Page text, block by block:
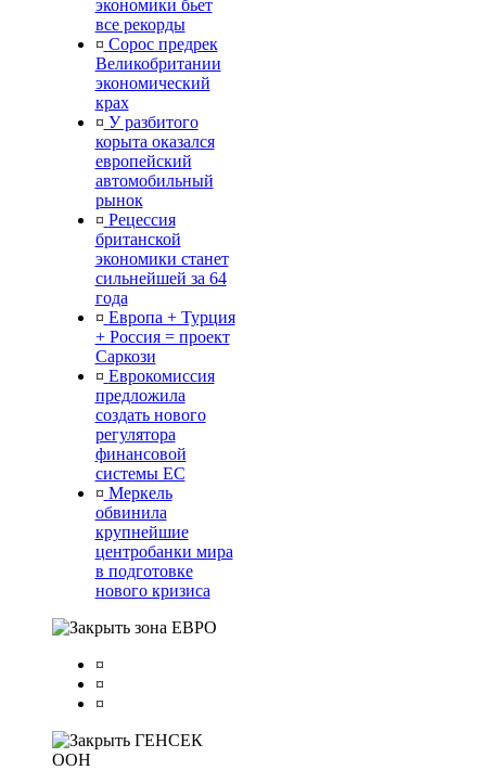
экономики бьет
все рекорды
¤ Сорос предрек
Великобритании
экономический
крах
¤ У разбитого
корыта оказался
европейский
автомобильный
рынок
¤ Рецессия
британской
экономики станет
сильнейшей за 64
года
¤ Европа + Турция
+ Россия = проект
Саркози
¤ Еврокомиссия
предложила
создать нового
регулятора
финансовой
системы ЕС
¤ Меркель
обвинила
крупнейшие
центробанки мира
в подготовке
нового кризиса
зона ЕВРО
¤
¤
¤
ГЕНСЕК
ООН